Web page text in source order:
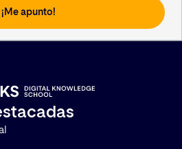
otorgado, así como ejercitar los derechos
del Reglamento (UE) 2016/679, mediante
lopd@kschool.com, identificándose
enlace.